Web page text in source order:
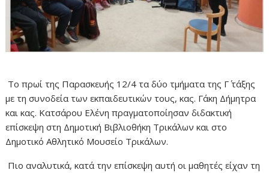
Το πρωί της Παρασκευής 12/4 τα δύο τμήματα της Γ΄ τάξης
με τη συνοδεία των εκπαιδευτικών τους, κας. Γάκη Δήμητρα
και κας. Κατσάρου Ελένη πραγματοποίησαν διδακτική
επίσκεψη στη Δημοτική Βιβλιοθήκη Τρικάλων και στο
Δημοτικό Αθλητικό Μουσείο Τρικάλων.
Πιο αναλυτικά, κατά την επίσκεψη αυτή οι μαθητές είχαν τη